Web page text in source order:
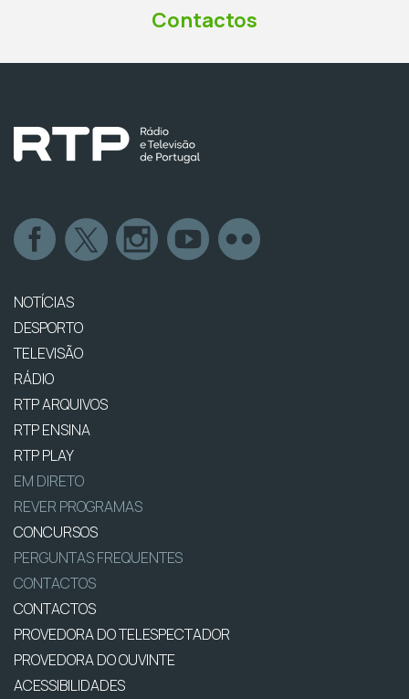
Contactos
NOTÍCIAS
DESPORTO
TELEVISÃO
RÁDIO
RTP ARQUIVOS
RTP ENSINA
RTP PLAY
EM DIRETO
REVER PROGRAMAS
CONCURSOS
PERGUNTAS FREQUENTES
CONTACTOS
CONTACTOS
PROVEDORA DO TELESPECTADOR
PROVEDORA DO OUVINTE
ACESSIBILIDADES